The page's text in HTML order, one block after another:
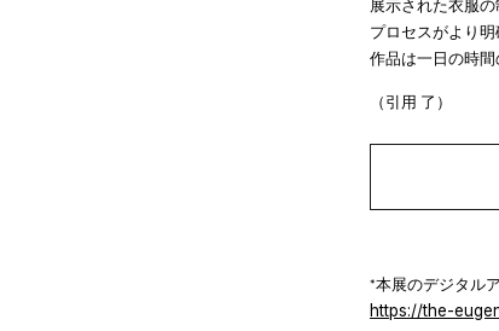
展示された衣服
プロセスがより
作品は一日の時
（引用 了）
*本展のデジタル
https://the-